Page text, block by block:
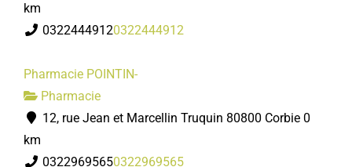
km
03224449120322444912
Pharmacie POINTIN-
Pharmacie
12, rue Jean et Marcellin Truquin 80800 Corbie 0
km
03229695650322969565